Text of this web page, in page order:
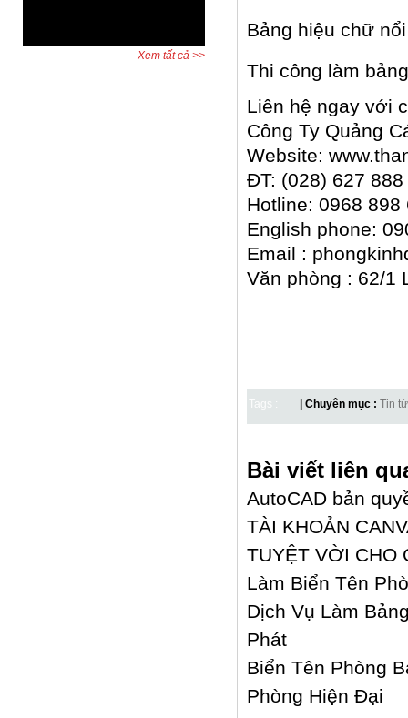
Xem tất cả >>
Bảng hiệu chữ
Thi công làm
Liên hệ ngay với
Công Ty Quảng
Website:
ĐT: (028) 627
Hotline: 0968
English phone:
Email :
Văn phòng : 62/1
Tags : | Chuyên mục : Tin
Bài viết liên
AutoCAD bản
TÀI KHOẢN
TUYỆT VỜI CHO
Làm Biển Tên
Dịch Vụ Làm
Phát
Biển Tên Phòng
Phòng Hiện Đại